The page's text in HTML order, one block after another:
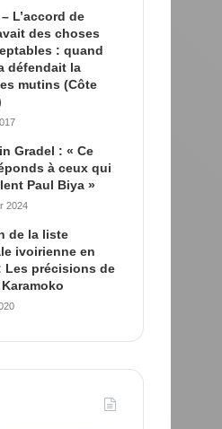
L’accord de
des choses
: quand
défendait la
mutins (Côte
Gradel : « Ce
à ceux qui
Paul Biya »
2024
de la liste
ivoirienne en
Les précisions de